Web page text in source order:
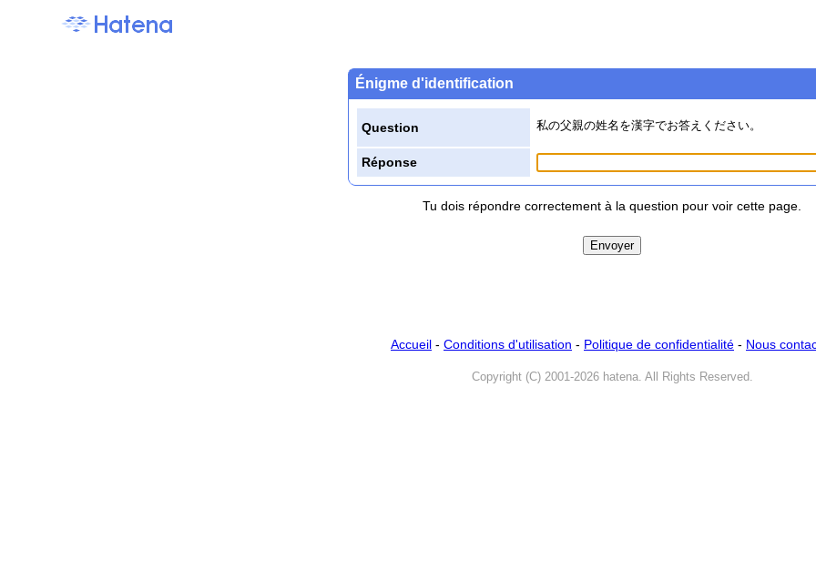
Énigme d'identification
Question 私の父親の姓名を漢字でお答えください。
Réponse
Tu dois répondre correctement à la question pour voir cette page.
Accueil - Conditions d'utilisation - Politique de confidentialité - Nous
Copyright (C) 2001-2026 hatena. All Rights Reserved.